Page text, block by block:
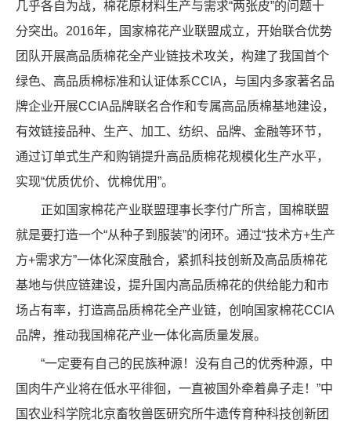
几乎各自为战，棉花原材料生产与需求“两张皮”的问题十
分突出。2016年，国家棉花产业联盟成立，开始联合优势
团队开展高品质棉花全产业链技术攻关，构建了我国首个
绿色、高品质棉标准和认证体系CCIA，与国内多家著名品
牌企业开展CCIA品牌联名合作和专属高品质棉基地建设，
有效链接品种、生产、加工、纺织、品牌、金融等环节，
通过订单式生产和购销提升高品质棉花规模化生产水平，
实现“优质优价、优棉优用”。
正如国家棉花产业联盟理事长李付广所言，国棉联盟
就是要打造一个“从种子到服装”的闭环。通过“技术方+生产
方+需求方”一体化深度融合，紧抓科技创新及高品质棉花
基地与供应链建设，提升国内高品质棉花的供给能力和市
场占有率，打造高品质棉花全产业链，创响国家棉花CCIA
品牌，推动我国棉花产业一体化高质量发展。
“一定要有自己的民族种源！没有自己的优秀种源，中
国肉牛产业将在低水平徘徊，一直被国外牵着鼻子走！”中
国农业科学院北京畜牧兽医研究所牛遗传育种科技创新团